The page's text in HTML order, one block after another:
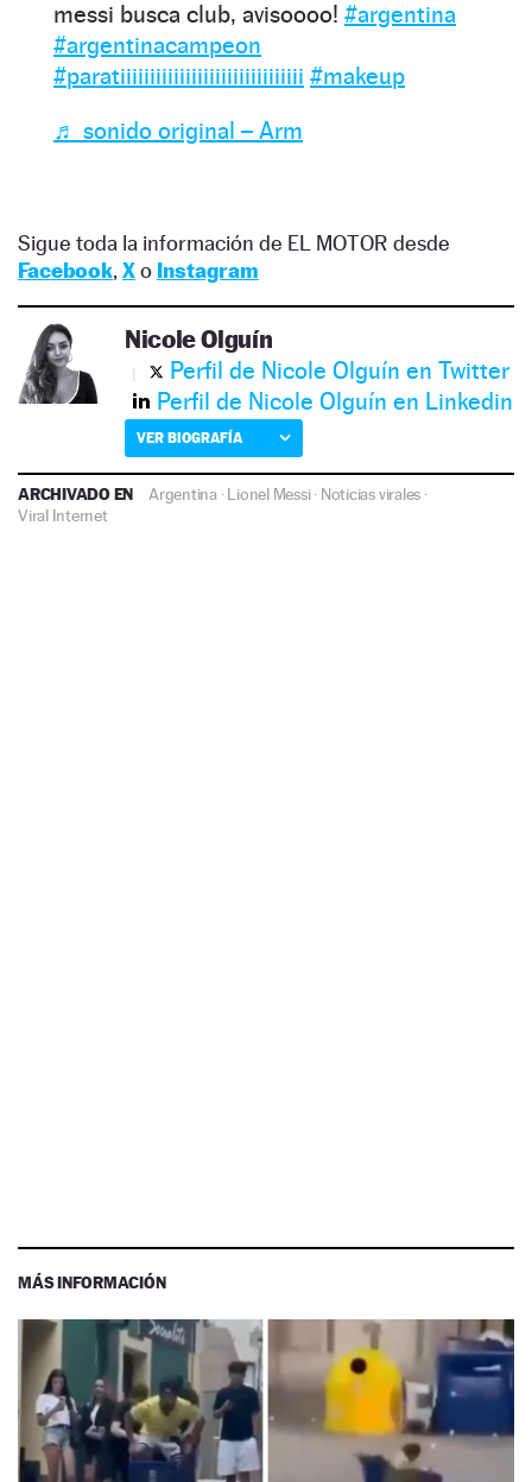
messi busca club, avisoooo! #argentina
#argentinacampeon
#paratiiiiiiiiiiiiiiiiiiiiiiiiiiiiiii #makeup
♬ sonido original – Arm
Sigue toda la información de EL MOTOR desde
Facebook, Xo Instagram
Nicole Olguín
Perfil de Nicole Olguín en Twitter
Perfil de Nicole Olguín en Linkedin
VER BIOGRAFÍA
ARCHIVADO EN Argentina·Lionel Messi· Noticias virales ·
Viral Internet
MÁS INFORMACIÓN